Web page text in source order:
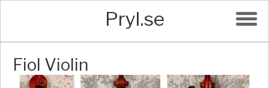
Pryl.se
Fiol Violin